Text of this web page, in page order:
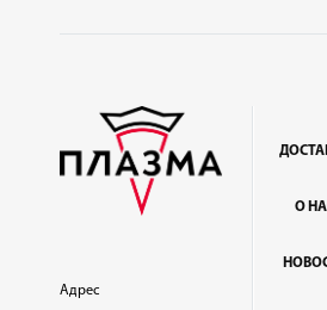
Адрес
О